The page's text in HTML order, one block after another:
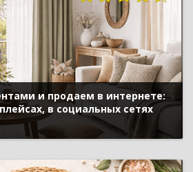
и продаем в интернете:
в социальных сетях